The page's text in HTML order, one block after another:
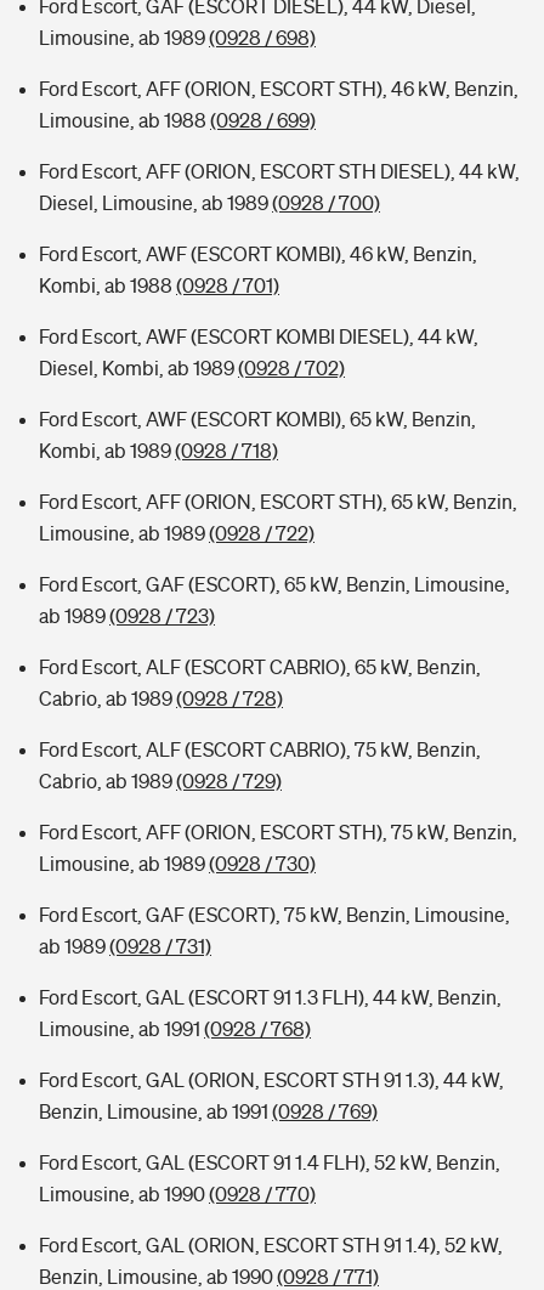
Ford Escort, GAF (ESCORT DIESEL), 44 kW, Diesel,
Limousine, ab 1989(0928 / 698)
Ford Escort, AFF (ORION, ESCORT STH), 46 kW, Benzin,
Limousine, ab 1988 (0928 / 699)
Ford Escort, AFF (ORION, ESCORT STH DIESEL), 44 kW,
Diesel, Limousine, ab 1989(0928 / 700)
Ford Escort, AWF (ESCORT KOMBI), 46 kW, Benzin,
Kombi, ab 1988 (0928 / 701)
Ford Escort, AWF (ESCORT KOMBI DIESEL), 44 kW,
Diesel, Kombi, ab 1989(0928 / 702)
Ford Escort, AWF (ESCORT KOMBI), 65 kW, Benzin,
Kombi, ab 1989(0928 / 718)
Ford Escort, AFF (ORION, ESCORT STH), 65 kW, Benzin,
Limousine, ab 1989(0928 / 722)
Ford Escort, GAF (ESCORT), 65 kW, Benzin, Limousine,
ab 1989(0928 / 723)
Ford Escort, ALF (ESCORT CABRIO), 65 kW, Benzin,
Cabrio, ab 1989(0928 / 728)
Ford Escort, ALF (ESCORT CABRIO), 75 kW, Benzin,
Cabrio, ab 1989(0928 / 729)
Ford Escort, AFF (ORION, ESCORT STH), 75 kW, Benzin,
Limousine, ab 1989(0928 / 730)
Ford Escort, GAF (ESCORT), 75 kW, Benzin, Limousine,
ab 1989(0928 / 731)
Ford Escort, GAL (ESCORT 91 1.3 FLH), 44 kW, Benzin,
Limousine, ab 1991 (0928 / 768)
Ford Escort, GAL (ORION, ESCORT STH 91 1.3), 44 kW,
Benzin, Limousine, ab 1991 (0928 / 769)
Ford Escort, GAL (ESCORT 91 1.4 FLH), 52 kW, Benzin,
Limousine, ab 1990(0928 / 770)
Ford Escort, GAL (ORION, ESCORT STH 91 1.4), 52 kW,
Benzin, Limousine, ab 1990(0928 / 771)